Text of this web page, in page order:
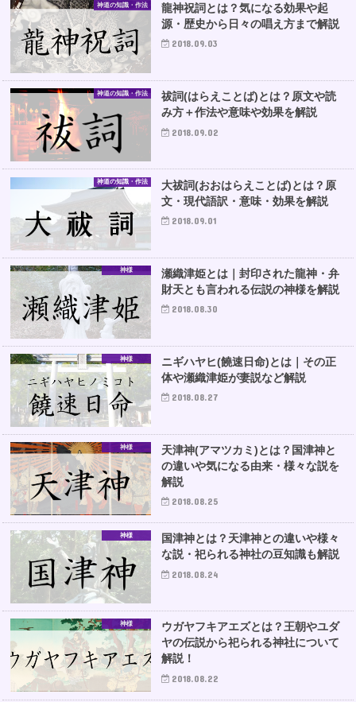
神道の知識・作法
龍神祝詞とは？気になる効果や起
源・歴史から日々の唱え方まで解説
2018.09.03
神道の知識・作法
祓詞(はらえことば)とは？原文や読
み方＋作法や意味や効果を解説
2018.09.02
神道の知識・作法
大祓詞(おおはらえことば)とは？原
文・現代語訳・意味・効果を解説
2018.09.01
神様
瀬織津姫とは｜封印された龍神・弁
財天とも言われる伝説の神様を解説
2018.08.30
神様
ニギハヤヒ(饒速日命)とは｜その正
体や瀬織津姫が妻説など解説
2018.08.27
神様
天津神(アマツカミ)とは？国津神と
の違いや気になる由来・様々な説を
解説
2018.08.25
神様
国津神とは？天津神との違いや様々
な説・祀られる神社の豆知識も解説
2018.08.24
神様
ウガヤフキアエズとは？王朝やユダ
ヤの伝説から祀られる神社について
解説！
2018.08.22